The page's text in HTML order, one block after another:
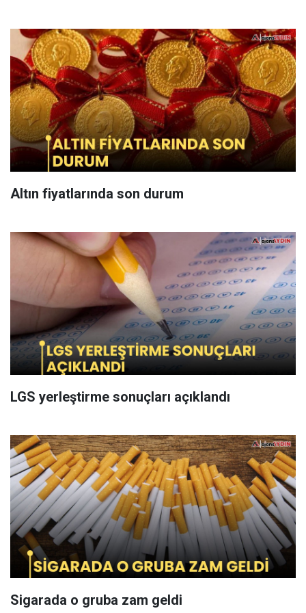
Altın fiyatlarında son durum
LGS yerleştirme sonuçları açıklandı
Sigarada o gruba zam geldi